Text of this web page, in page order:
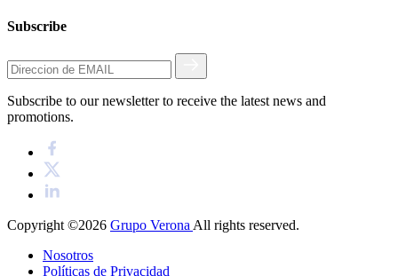
Subscribe
Subscribe to our newsletter to receive the latest news and
promotions.
Copyright ©2026 Grupo VeronaAll rights reserved.
Nosotros
Políticas de Privacidad